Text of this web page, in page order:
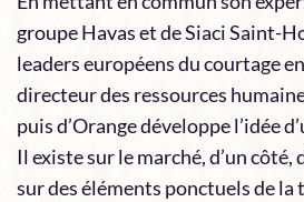
groupe Havas et de Siaci Saint-
leaders européens du courtage
directeur des ressources
puis d’Orange développe l’idée
Il existe sur le marché, d’un
sur des éléments ponctuels de